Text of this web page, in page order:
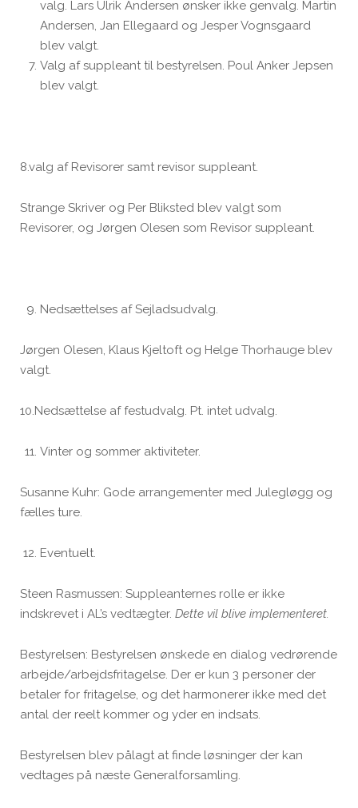
valg. Lars Ulrik Andersen ønsker ikke genvalg. Martin
Andersen, Jan Ellegaard og Jesper Vognsgaard
blev valgt.
Valg af suppleant til bestyrelsen. Poul Anker Jepsen
blev valgt.
8.valg af Revisorer samt revisor suppleant.
Strange Skriver og Per Bliksted blev valgt som
Revisorer, og Jørgen Olesen som Revisor suppleant.
Nedsættelses af Sejladsudvalg.
Jørgen Olesen, Klaus Kjeltoft og Helge Thorhauge blev
valgt.
10.Nedsættelse af festudvalg. Pt. intet udvalg.
Vinter og sommer aktiviteter.
Susanne Kuhr: Gode arrangementer med Julegløgg og
fælles ture.
Eventuelt.
Steen Rasmussen: Suppleanternes rolle er ikke
indskrevet i AL’s vedtægter. Dette vil blive implementeret.
Bestyrelsen: Bestyrelsen ønskede en dialog vedrørende
arbejde/arbejdsfritagelse. Der er kun 3 personer der
betaler for fritagelse, og det harmonerer ikke med det
antal der reelt kommer og yder en indsats.
Bestyrelsen blev pålagt at finde løsninger der kan
vedtages på næste Generalforsamling.